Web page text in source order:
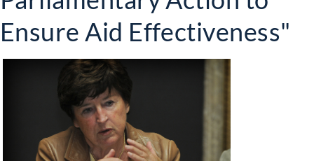
Ensure Aid Effectiveness"